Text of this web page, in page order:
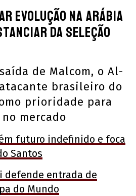
evolução na Arábia
da Seleção
de Malcom, o Al-
brasileiro do
prioridade para
mercado
futuro indefinido e foca
Santos
defende entrada de
do Mundo